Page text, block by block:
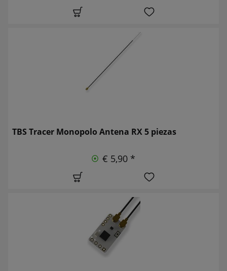
TBS Tracer Monopolo Antena RX 5 piezas
€ 5,90 *